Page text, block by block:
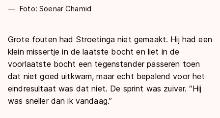
Foto: Soenar Chamid
Grote fouten had Stroetinga niet gemaakt. Hij had een
klein missertje in de laatste bocht en liet in de
voorlaatste bocht een tegenstander passeren toen
dat niet goed uitkwam, maar echt bepalend voor het
eindresultaat was dat niet. De sprint was zuiver. “Hij
was sneller dan ik vandaag.”